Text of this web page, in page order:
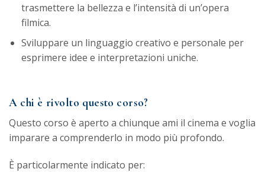
trasmettere la bellezza e l’intensità di un’opera
filmica.
Sviluppare un linguaggio creativo e personale per
esprimere idee e interpretazioni uniche.
A chi è rivolto questo corso?
Questo corso è aperto a chiunque ami il cinema e voglia
imparare a comprenderlo in modo più profondo.
È particolarmente indicato per: